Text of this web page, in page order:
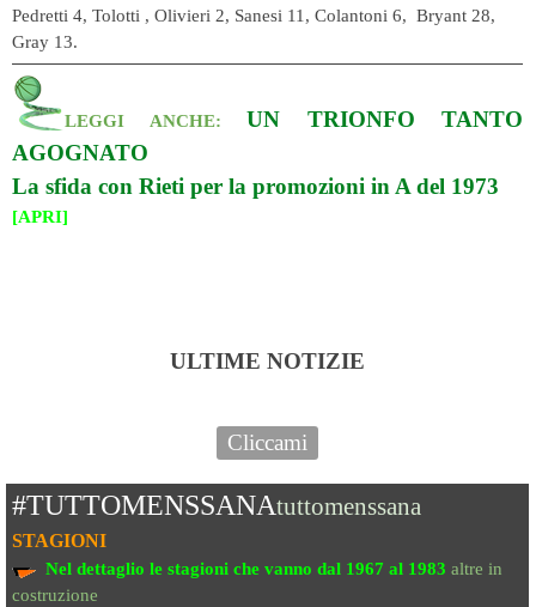
Pedretti 4, Tolotti , Olivieri 2, Sanesi 11, Colantoni 6, Bryant 28,
Gray 13.
LEGGI ANCHE: UN TRIONFOTANTO
AGOGNATO
La sfida con Rieti per la promozioni in A del 1973
[APRI]
ULTIME NOTIZIE
Cliccami
#TUTTOMENSSANAtuttomenssana
STAGIONI
Nel dettaglio le stagioni che vanno dal 1967 al 1983 altre in
costruzione